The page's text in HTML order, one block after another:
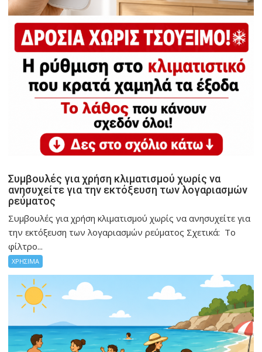
Συμβουλές για χρήση κλιματισμού χωρίς να
ανησυχείτε για την εκτόξευση των λογαριασμών
ρεύματος
Συμβουλές για χρήση κλιματισμού χωρίς να ανησυχείτε για
την εκτόξευση των λογαριασμών ρεύματος Σχετικά: Το
φίλτρο...
ΧΡΗΣΙΜΑ